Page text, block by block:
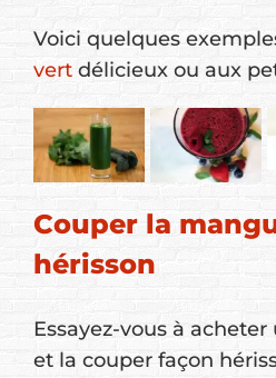
Voici quelques
vert délicieux ou aux
Couper la
hérisson
Essayez-vous à
et la couper façon